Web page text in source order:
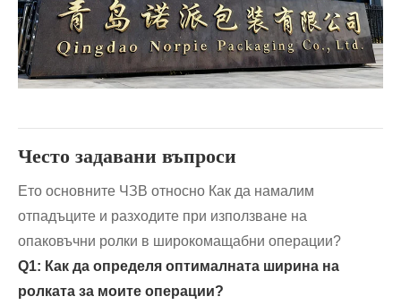
Често задавани въпроси
Ето основните ЧЗВ относно Как да намалим
отпадъците и разходите при използване на
опаковъчни ролки в широкомащабни операции?
Q1: Как да определя оптималната ширина на
ролката за моите операции?